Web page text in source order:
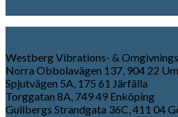
Westberg Vibrations- &
Norra Obbolavägen 137, 904 22
Spjutvägen 5A, 175 61 Järfälla
Torggatan 8A, 749 49 Enköping
Gullbergs Strandgata 36C, 411 04